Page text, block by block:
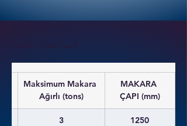
MAKARA
ÇAPI (mm)
Maksimum Makara
Ağırlı (tons)
1250
3